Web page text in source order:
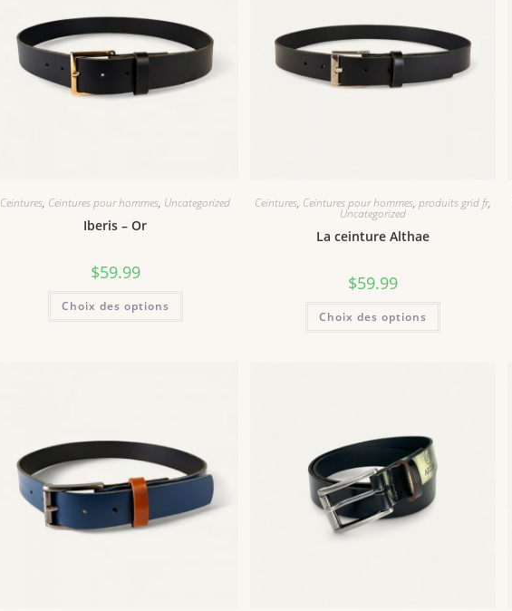
Ceintures, Ceintures pour hommes, Uncategorized
Iberis – Or
$59.99
Choix des options
Ceintures, Ceintures pour hommes, produits grid fr,
Uncategorized
La ceinture Althae
$59.99
Choix des options